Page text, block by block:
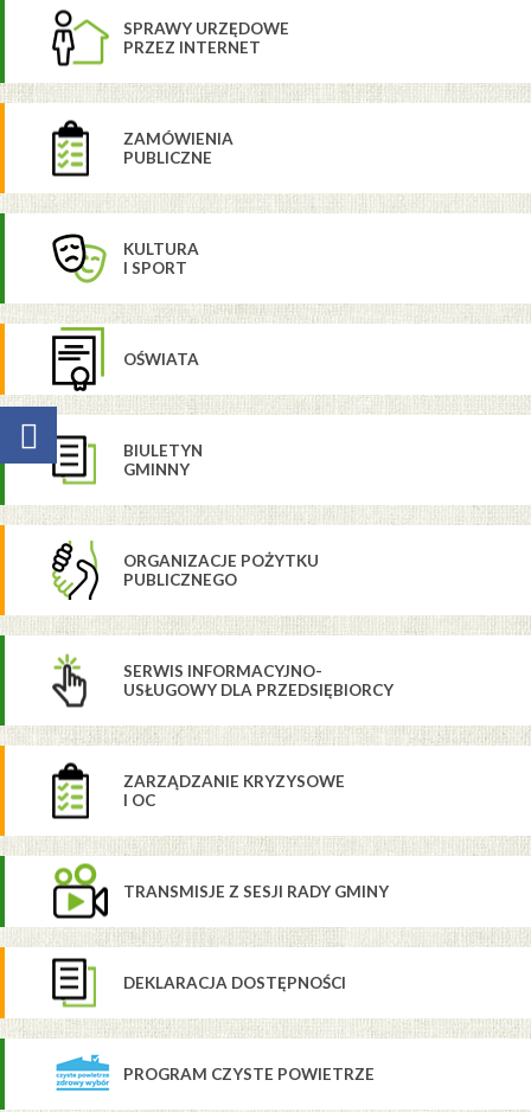
SPRAWY URZĘDOWE
PRZEZ INTERNET
ZAMÓWIENIA
PUBLICZNE
KULTURA
I SPORT
OŚWIATA
BIULETYN
GMINNY
ORGANIZACJE POŻYTKU
PUBLICZNEGO
SERWIS INFORMACYJNO-
USŁUGOWY DLA PRZEDSIĘBIORCY
ZARZĄDZANIE KRYZYSOWE
I OC
TRANSMISJE Z SESJI RADY GMINY
DEKLARACJA DOSTĘPNOŚCI
PROGRAM CZYSTE POWIETRZE